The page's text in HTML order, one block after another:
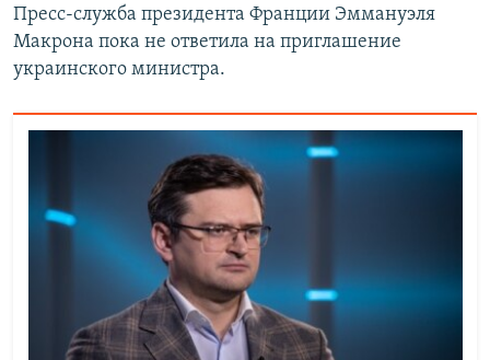
Пресс-служба президента Франции Эммануэля
Макрона пока не ответила на приглашение
украинского министра.